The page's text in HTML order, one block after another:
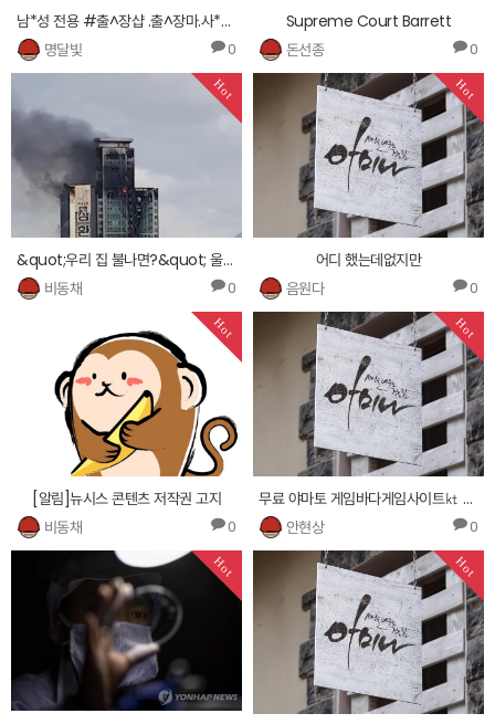
남*성 전용 #출^장샵 .출^장마.사*지*홈*피 http://1459.cnc343.com
명달빛
0
Supreme Court Barrett
돈선종
0
Hot
&quot;우리 집 불나면?&quot; 울산 주상복합 화재에 보험 관심 '쑥'
비동채
0
Hot
어디 했는데없지만
음원다
0
Hot
[알림]뉴시스 콘텐츠 저작권 고지
비동채
0
Hot
무료 야마토 게임바다게임사이트㏏ 2217.ueh233.xyz ∽오리지날야마토게임릴게임사이다 ∞
안현상
0
Hot Hot